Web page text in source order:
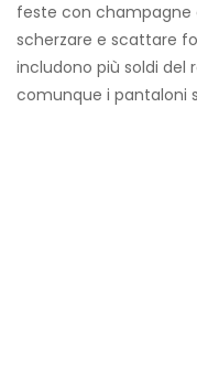
feste con champagne
scherzare e scattare
includono più soldi del
comunque i pantaloni